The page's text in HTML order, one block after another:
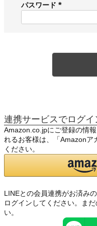
)
パスワード
必
連携サービスでログ
Amazon.co.jpにご登録の情
れるお客様は、「Amazonア
ください。
LINEとの会員連携がお済み
ログインしてください。まだ
い。